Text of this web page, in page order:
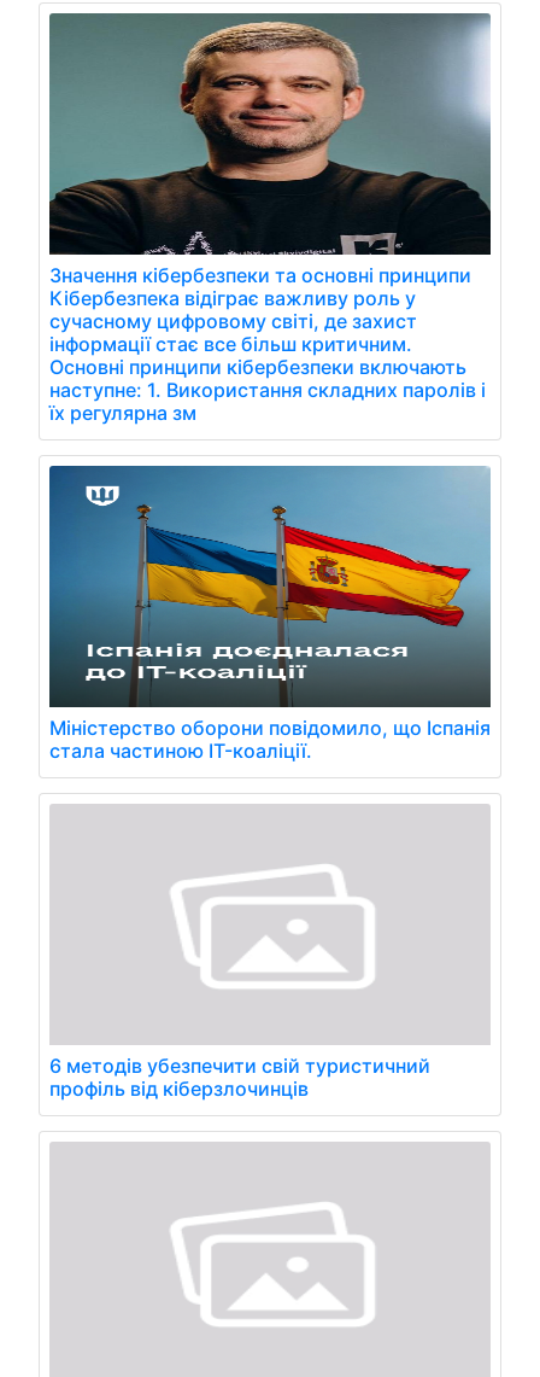
Значення кібербезпеки та основні принципи
Кібербезпека відіграє важливу роль у
сучасному цифровому світі, де захист
інформації стає все більш критичним.
Основні принципи кібербезпеки включають
наступне: 1. Використання складних паролів і
їх регулярна зм
Міністерство оборони повідомило, що Іспанія
стала частиною IT-коаліції.
6 методів убезпечити свій туристичний
профіль від кіберзлочинців